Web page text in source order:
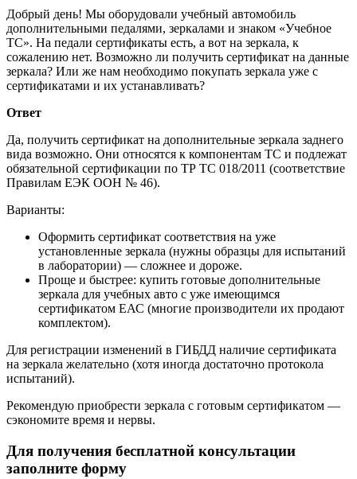
Добрый день! Мы оборудовали учебный автомобиль
дополнительными педалями, зеркалами и знаком «Учебное
ТС». На педали сертификаты есть, а вот на зеркала, к
сожалению нет. Возможно ли получить сертификат на данные
зеркала? Или же нам необходимо покупать зеркала уже с
сертификатами и их устанавливать?
Ответ
Да, получить сертификат на дополнительные зеркала заднего
вида возможно. Они относятся к компонентам ТС и подлежат
обязательной сертификации по ТР ТС 018/2011 (соответствие
Правилам ЕЭК ООН № 46).
Варианты:
Оформить сертификат соответствия на уже
установленные зеркала (нужны образцы для испытаний
в лаборатории) — сложнее и дороже.
Проще и быстрее: купить готовые дополнительные
зеркала для учебных авто с уже имеющимся
сертификатом ЕАС (многие производители их продают
комплектом).
Для регистрации изменений в ГИБДД наличие сертификата
на зеркала желательно (хотя иногда достаточно протокола
испытаний).
Рекомендую приобрести зеркала с готовым сертификатом —
сэкономите время и нервы.
Для получения бесплатной консультации
заполните форму